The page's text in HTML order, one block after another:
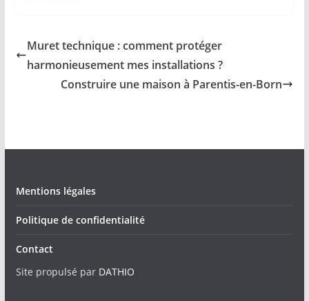
Muret technique : comment protéger
harmonieusement mes installations ?
Construire une maison à Parentis-en-Born
Mentions légales
Politique de confidentialité
Contact
Site propulsé par DATHIO